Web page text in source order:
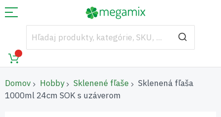
Domov Hobby Sklenené fľaše
Sklenená fľaša
1000ml 24cm SOK s uzáverom